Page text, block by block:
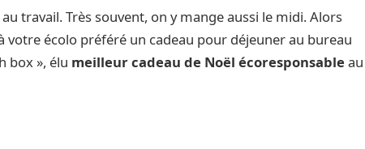
travail. Très souvent, on y mange aussi le midi. Alors
votre écolo préféré un cadeau pour déjeuner au bureau
box », élu meilleur cadeau de Noël écoresponsable au